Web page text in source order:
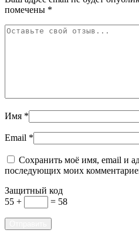
помечены *
Имя *
Email *
Сохранить моё имя, email и
последующих моих
Защитный код
55 +
= 58